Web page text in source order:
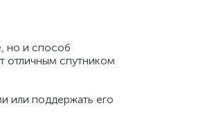
но и способ
отличным спутником
или поддержать его